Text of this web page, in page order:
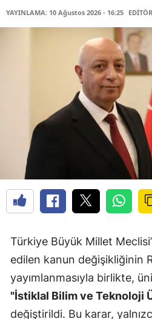
YAYINLAMA: 10 Ağustos 2026 - 16:25
Türkiye Büyük Millet
edilen kanun değişikliğinin
yayımlanmasıyla birlikte,
"İstiklal Bilim ve Teknoloji
değiştirildi. Bu karar,